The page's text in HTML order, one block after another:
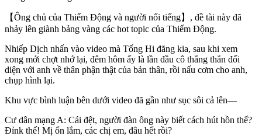
【Ông chủ của Thiểm Động và người nổi tiếng】, đề tài này đã
nhảy lên giành bảng vàng các hot topic của Thiểm Động.
Nhiếp Dịch nhấn vào video mà Tống Hi đăng kia, sau khi xem
xong mới chợt nhớ lại, đêm hôm ấy là lần đầu cô thẳng thắn đối
diện với anh về thân phận thật của bản thân, rồi nấu cơm cho anh,
chụp hình lại.
Khu vực bình luận bên dưới video đã gần như sục sôi cả lên—
Cư dân mạng A: Cái đệt, người đàn ông này biết cách hút hồn thế?
Đỉnk thế! Mị ổn lắm, các chị em, đâu hết rồi?